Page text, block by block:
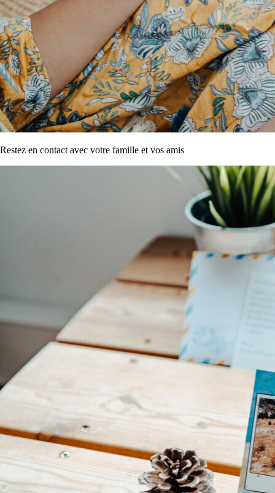
Restez en contact avec votre famille et vos amis